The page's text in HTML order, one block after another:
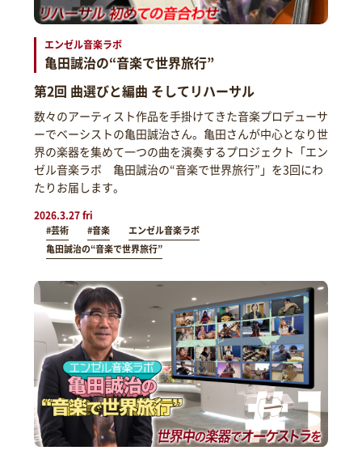
エンゼル音楽ラボ
亀田誠治の“音楽で世界旅行”
第2回 曲選びと編曲 そしてリハーサル
数々のアーティスト作品を手掛けてきた音楽プロデューサ
ーでベーシストの亀田誠治さん。亀田さんが中心となり世
界の楽器を集めて一つの曲を演奏するプロジェクト「エン
ゼル音楽ラボ 亀田誠治の“音楽で世界旅行”」を3回にわ
たりお届します。
2026.3.27 fri
#芸術 #音楽
エンゼル音楽ラボ
亀田誠治の“音楽で世界旅行”